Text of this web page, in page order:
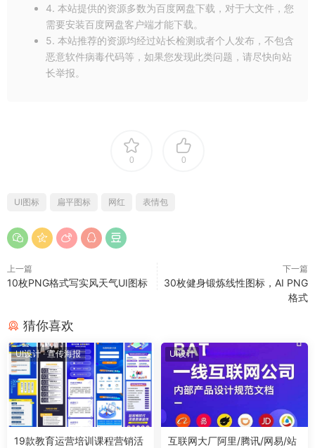
4. 本站提供的资源多数为百度网盘下载，对于大文件，您
需要安装百度网盘客户端才能下载。
5. 本站推荐的资源均经过站长检测或者个人发布，不包含
恶意软件病毒代码等，如果您发现此类问题，请尽快向站
长举报。
0 0
UI图标 扁平图标 网红 表情包
上一篇
10枚PNG格式写实风天气UI图标
下一篇
30枚健身锻炼线性图标，AI PNG
格式
猜你喜欢
UI设计·宣传海报
19款教育运营培训课程营销活
UI设计
互联网大厂阿里/腾讯/网易/站